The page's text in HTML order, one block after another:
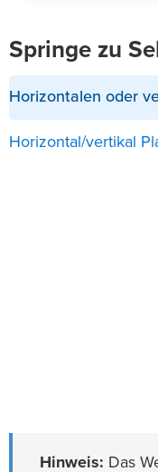
Hinweis: Das
Springe zu
Horizontalen oder
Horizontal/vertikal